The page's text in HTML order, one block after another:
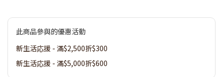
此商品參與的優惠活動
新生活応援 - 滿$2,500折$300
新生活応援 - 滿$5,000折$600